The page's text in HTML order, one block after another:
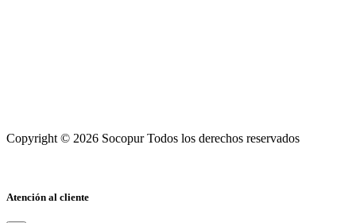
Copyright © 2026 Socopur Todos los derechos reservados
Atención al cliente